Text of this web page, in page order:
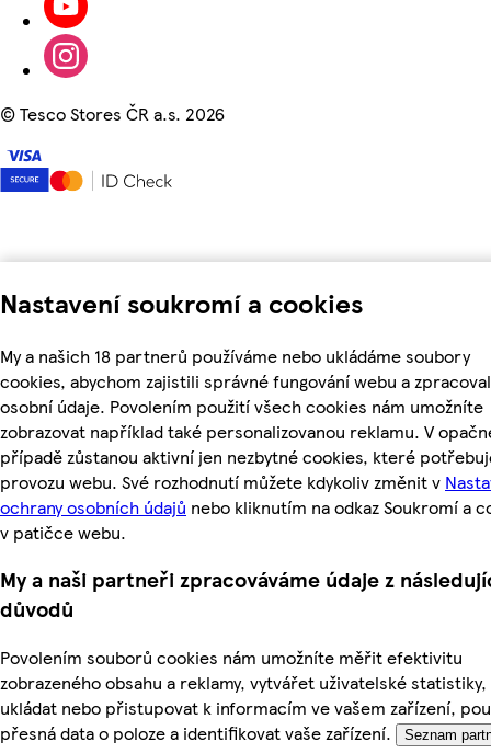
Nastavení soukromí a cookies
My a našich 18 partnerů používáme nebo ukládáme soubory
cookies, abychom zajistili správné fungování webu a
osobní údaje. Povolením použití všech cookies nám umožníte
zobrazovat například také personalizovanou reklamu. V
případě zůstanou aktivní jen nezbytné cookies, které
provozu webu. Své rozhodnutí můžete kdykoliv změnit v
ochrany osobních údajů nebo kliknutím na odkaz Soukromí a
v patičce webu.
My a naši partneři zpracováváme údaje z
důvodů
Povolením souborů cookies nám umožníte měřit efektivitu
zobrazeného obsahu a reklamy, vytvářet uživatelské statistiky,
ukládat nebo přistupovat k informacím ve vašem zařízení,
přesná data o poloze a identifikovat vaše zařízení.
Seznam
©Tesco Stores ČR a.s. 2026